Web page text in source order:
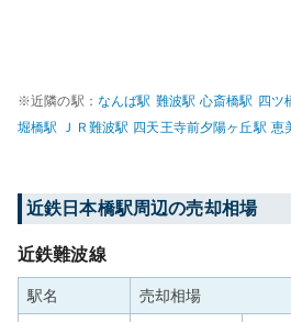
※近隣の駅： なんば駅 難波駅 心斎橋駅 四ツ
堀橋駅 ＪＲ難波駅 四天王寺前夕陽ヶ丘駅 恵
近鉄日本橋駅周辺の売却相場
近鉄難波線
駅名 売却相場